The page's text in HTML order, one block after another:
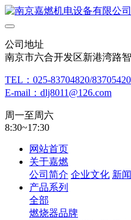
公司地址
南京市六合开发区新港湾路
TEL：025-83704820/83705420
E-mail：dlj8011@126.com
周一至周六
8:30~17:30
网站首页
关于嘉燃
公司简介 企业文化 新
产品系列
全部
燃烧器品牌